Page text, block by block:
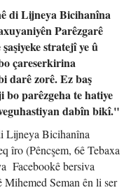
di Lijneya Bicihanîna
Parêzgarê
stratejî ye û
çareserkirina
darê zorê. Ez baş
parêzgeha te hatiye
dabîn bikî."
Lijneya Bicihanîna
îro (Pêncşem, 6ê Tebaxa
Facebookê bersiva
Seman ên li ser